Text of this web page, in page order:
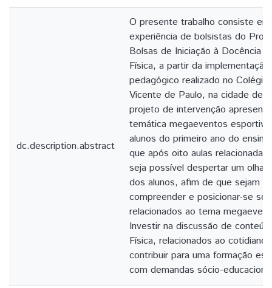
dc.description.abstract
O presente trabalho consiste
experiência de bolsistas do
Bolsas de Iniciação à Docência
Física, a partir da
pedagógico realizado no Colégio
Vicente de Paulo, na cidade de
projeto de intervenção
temática megaeventos
alunos do primeiro ano do
que após oito aulas
seja possível despertar um
dos alunos, afim de que sejam
compreender e posicionar-se
relacionados ao tema
Investir na discussão de
Física, relacionados ao cotidiano
contribuir para uma formação
com demandas sócio-